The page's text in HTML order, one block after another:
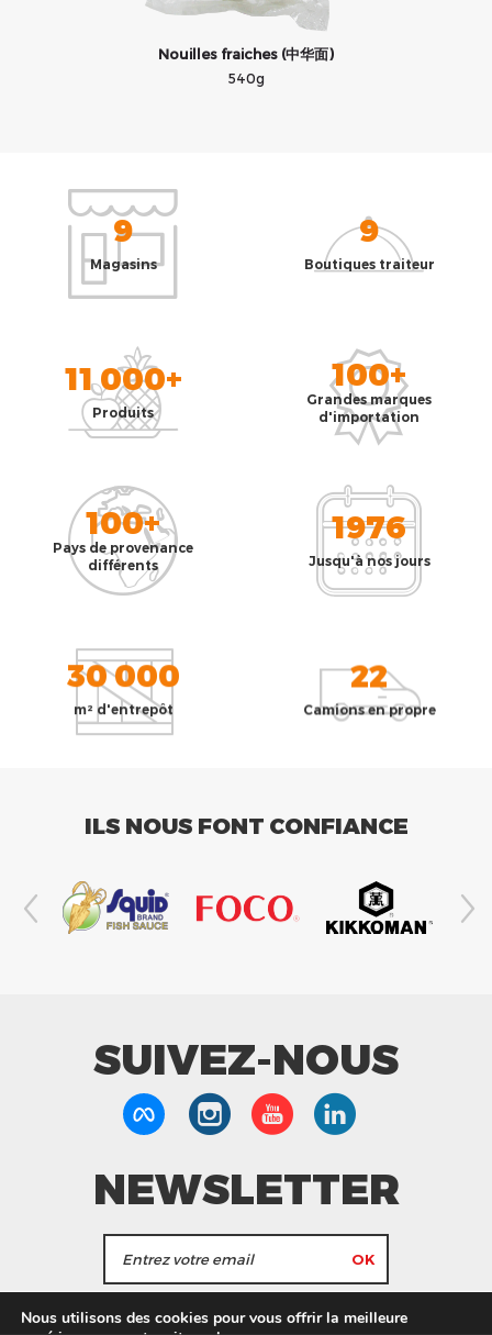
Nouilles fraiches (中华面)
540g
9
Magasins
9
Boutiques traiteur
11 000+
Produits
100+
Grandes marques
d'importation
100+
Pays de provenance
différents
1976
Jusqu'à nos jours
30 000
m² d'entrepôt
22
Camions en propre
ILS NOUS FONT CONFIANCE
SUIVEZ-NOUS
NEWSLETTER
J'accepte de recevoir les actualités et les
Nous utilisons des cookies pour vous offrir la meilleure